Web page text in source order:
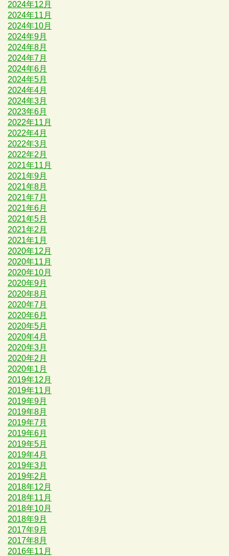
2024年12月
2024年11月
2024年10月
2024年9月
2024年8月
2024年7月
2024年6月
2024年5月
2024年4月
2024年3月
2023年6月
2022年11月
2022年4月
2022年3月
2022年2月
2021年11月
2021年9月
2021年8月
2021年7月
2021年6月
2021年5月
2021年2月
2021年1月
2020年12月
2020年11月
2020年10月
2020年9月
2020年8月
2020年7月
2020年6月
2020年5月
2020年4月
2020年3月
2020年2月
2020年1月
2019年12月
2019年11月
2019年9月
2019年8月
2019年7月
2019年6月
2019年5月
2019年4月
2019年3月
2019年2月
2018年12月
2018年11月
2018年10月
2018年9月
2017年9月
2017年8月
2016年11月